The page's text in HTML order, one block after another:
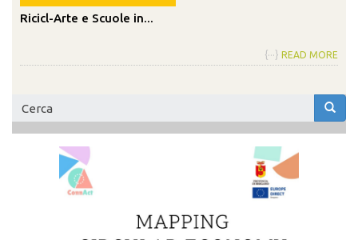
Ricicl-Arte e Scuole in...
{···} READ MORE
Form
di
ricerca
Cerca